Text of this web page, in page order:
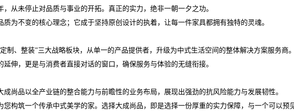
从未停止对品质与事业的开拓。真正的实力，绝非一朝一夕之功。
为不变的核心理念；它成于坚持原创设计的执着，让每一件家具都拥有独特的灵魂。
制、整装”三大战略板块，从单一的产品提供者，升级为中式生活空间的整体解决方案服务商
伸，更是与消费者直接对话的窗口，确保服务与体验的无缝衔接。
尚品以全产业链的整合能力与前瞻性的业务布局，展现出强劲的抗风险能力与发展韧性。
您构筑一个传承中式美学的家。选择大成尚品，即是选择一份厚重的实力保障，与一个可以预